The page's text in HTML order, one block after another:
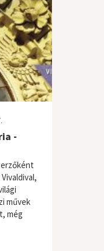
-
művek
még